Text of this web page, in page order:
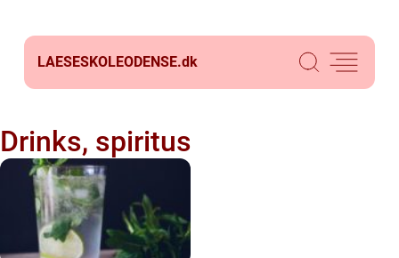
LAESESKOLEODENSE.dk
Drinks, spiritus